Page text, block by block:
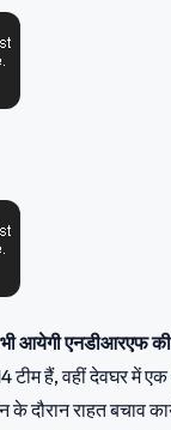
आयेगी एनडीआरएफ की
टीम हैं, वहीं देवघर में
दौरान राहत बचाव